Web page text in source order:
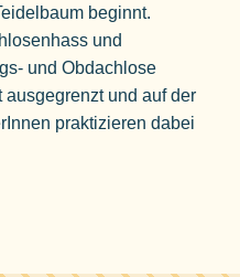
beginnt.
und
und Obdachlose
und auf der
praktizieren dabei